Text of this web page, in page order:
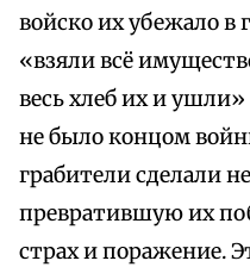
войско их убежало в
«взяли всё
весь хлеб их и ушли»
не было концом
грабители сделали
превратившую их
страх и поражение.